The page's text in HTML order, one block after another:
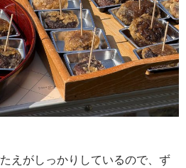
えがしっかりしているので、ず